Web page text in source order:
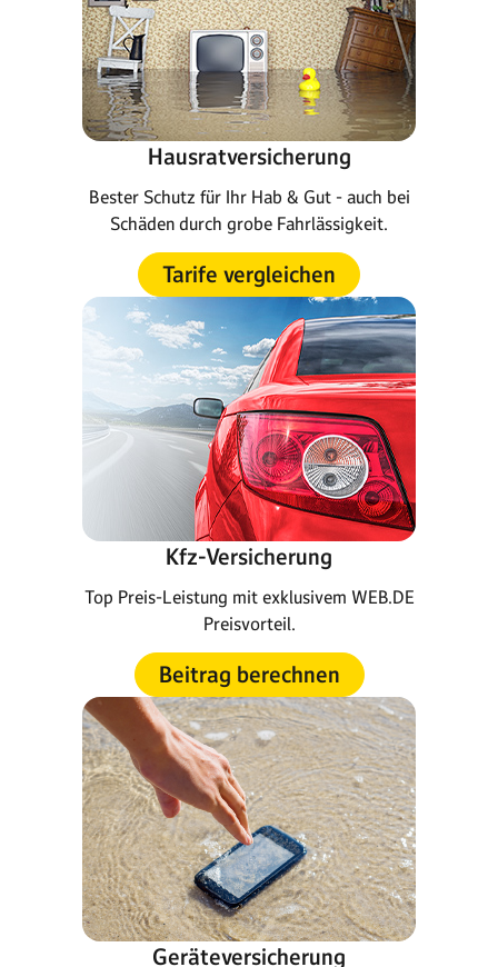
Hausratversicherung
Bester Schutz für Ihr Hab & Gut - auch bei
Schäden durch grobe Fahrlässigkeit.
Tarife vergleichen
Kfz-Versicherung
Top Preis-Leistung mit exklusivem WEB.DE
Preisvorteil.
Beitrag berechnen
Geräteversicherung